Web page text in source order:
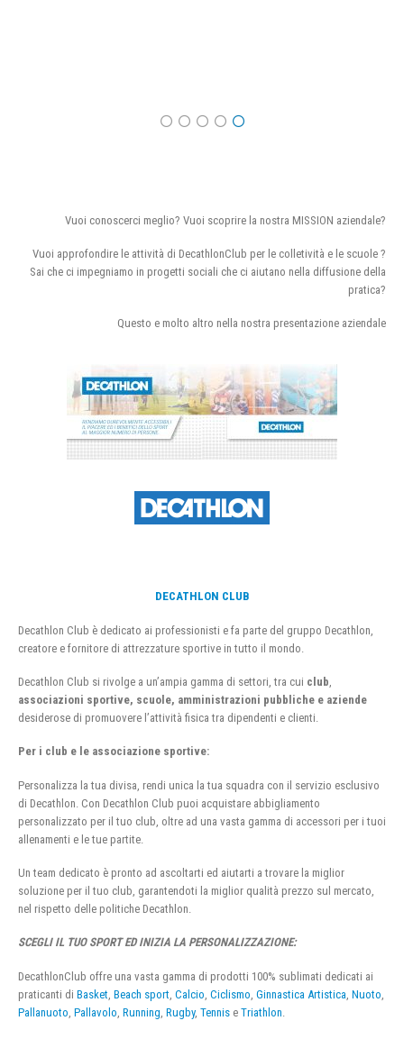
Vuoi conoscerci meglio? Vuoi scoprire la nostra MISSION aziendale?
Vuoi approfondire le attività di DecathlonClub per le colletività e le scuole ?
Sai che ci impegniamo in progetti sociali che ci aiutano nella diffusione della
pratica?
Questo e molto altro nella nostra presentazione aziendale
DECATHLON CLUB
Decathlon Club è dedicato ai professionisti e fa parte del gruppo Decathlon,
creatore e fornitore di attrezzature sportive in tutto il mondo.
Decathlon Club si rivolge a un’ampia gamma di settori, tra cui club
associazioni sportive, scuole, amministrazioni pubbliche e aziende
desiderose di promuovere l’attività fisica tra dipendenti e clienti.
Per i club e le associazione sportive:
Personalizza la tua divisa, rendi unica la tua squadra con il servizio esclusivo
di Decathlon. Con Decathlon Club puoi acquistare abbigliamento
personalizzato per il tuo club, oltre ad una vasta gamma di accessori per i tuoi
allenamenti e le tue partite.
Un team dedicato è pronto ad ascoltarti ed aiutarti a trovare la miglior
soluzione per il tuo club, garantendoti la miglior qualità prezzo sul mercato,
nel rispetto delle politiche Decathlon.
SCEGLI IL TUO SPORT ED INIZIA LA PERSONALIZZAZIONE:
DecathlonClub offre una vasta gamma di prodotti 100% sublimati dedicati ai
praticanti di Basket Beach sport Calcio Ciclismo Ginnastica Artistica Nuoto
Pallanuoto Pallavolo Running Rugby, Tennis e Triathlon